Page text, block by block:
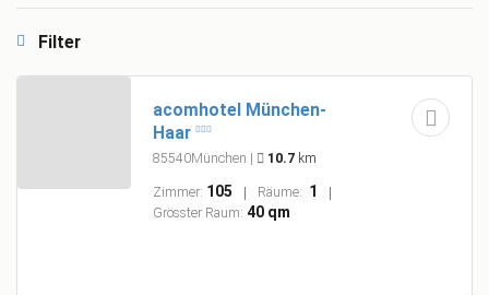
acomhotel München-
Haar
85540München | 10.7 km
Zimmer: 105 Räume: 1
Grösster Raum: 40 qm
Filter